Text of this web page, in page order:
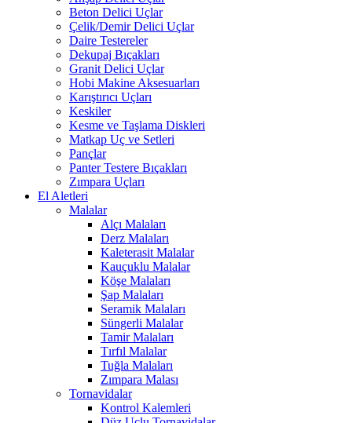
Beton Delici Uçlar
Çelik/Demir Delici Uçlar
Daire Testereler
Dekupaj Bıçakları
Granit Delici Uçlar
Hobi Makine Aksesuarları
Karıştırıcı Uçları
Keskiler
Kesme ve Taşlama Diskleri
Matkap Uç ve Setleri
Pançlar
Panter Testere Bıçakları
Zımpara Uçları
El Aletleri
Malalar
Alçı Malaları
Derz Malaları
Kaleterasit Malalar
Kauçuklu Malalar
Köşe Malaları
Şap Malaları
Seramik Malaları
Süngerli Malalar
Tamir Malaları
Tırfıl Malalar
Tuğla Malaları
Zımpara Malası
Tornavidalar
Kontrol Kalemleri